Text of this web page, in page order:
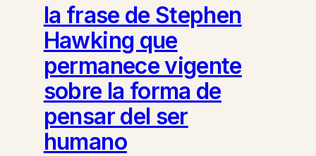
la frase de Stephen
Hawking que
permanece vigente
sobre la forma de
pensar del ser
humano